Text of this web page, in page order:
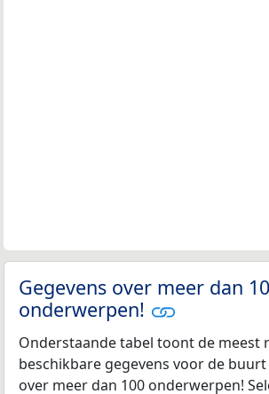
Gegevens over meer dan
onderwerpen!
Onderstaande tabel toont de meest
beschikbare gegevens voor de
over meer dan 100 onderwerpen!